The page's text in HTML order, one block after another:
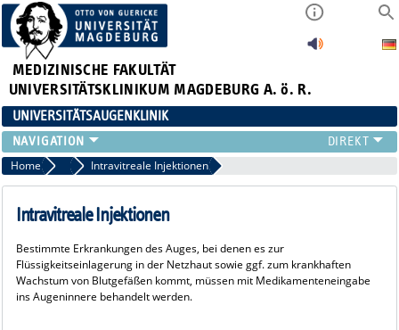
MEDIZINISCHE FAKULTÄT
UNIVERSITÄTSKLINIKUM MAGDEBURG A. ö. R.
UNIVERSITÄTSAUGENKLINIK
AKTUELLES
KLINIK
TEAM
LEHRE
ZUWEISER
KONTAKT
Home AmbulanzIntravitreale Injektionen
Intravitreale Injektionen
Bestimmte Erkrankungen des Auges, bei denen es zur
Flüssigkeitseinlagerung in der Netzhaut sowie ggf. zum krankhaften
Wachstum von Blutgefäßen kommt, müssen mit Medikamenteneingabe
ins Augeninnere behandelt werden.